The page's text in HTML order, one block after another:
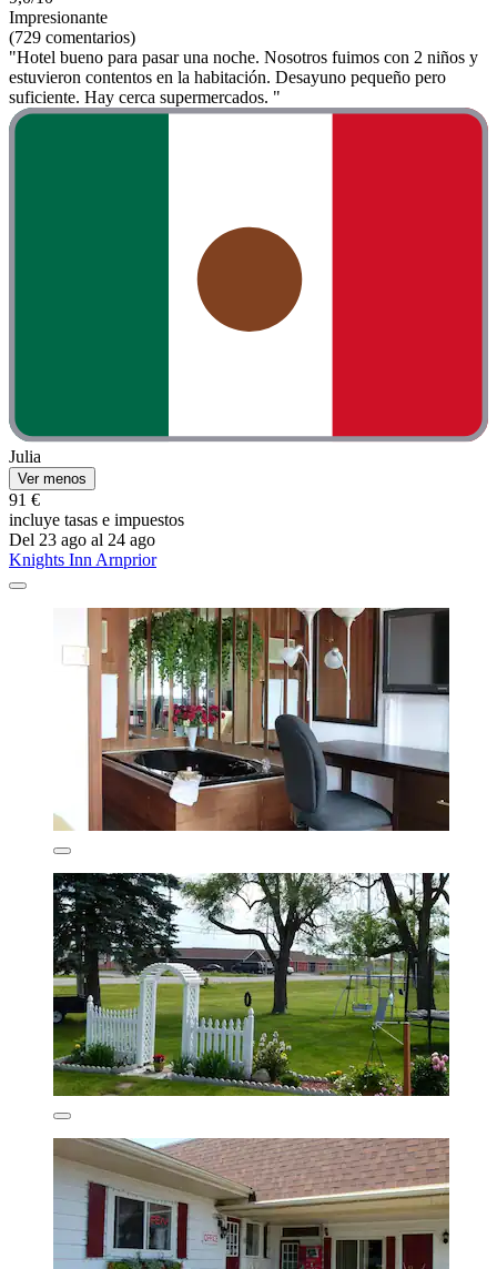
Impresionante
(729 comentarios)
"Hotel bueno para pasar una noche. Nosotros fuimos con 2 niños y
estuvieron contentos en la habitación. Desayuno pequeño pero
suficiente. Hay cerca supermercados. "
Julia
Ver menos
91 €
incluye tasas e impuestos
Del 23 ago al 24 ago
Knights Inn Arnprior